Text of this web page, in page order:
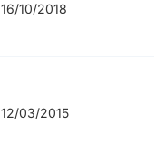
16/10/2018
12/03/2015